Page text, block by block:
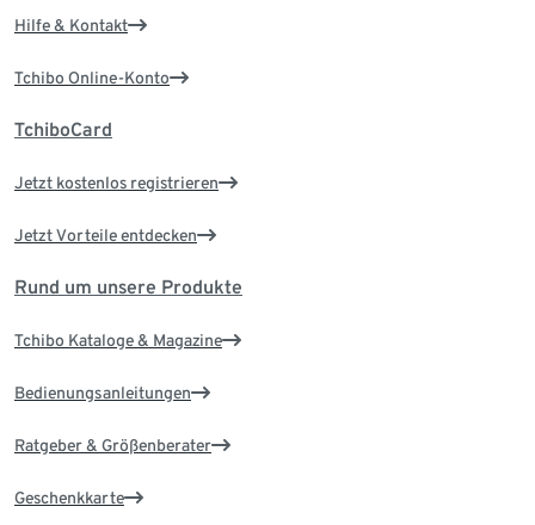
Hilfe & Kontakt
Tchibo Online-Konto
TchiboCard
Jetzt kostenlos registrieren
Jetzt Vorteile entdecken
Rund um unsere Produkte
Tchibo Kataloge & Magazine
Bedienungsanleitungen
Ratgeber & Größenberater
Geschenkkarte